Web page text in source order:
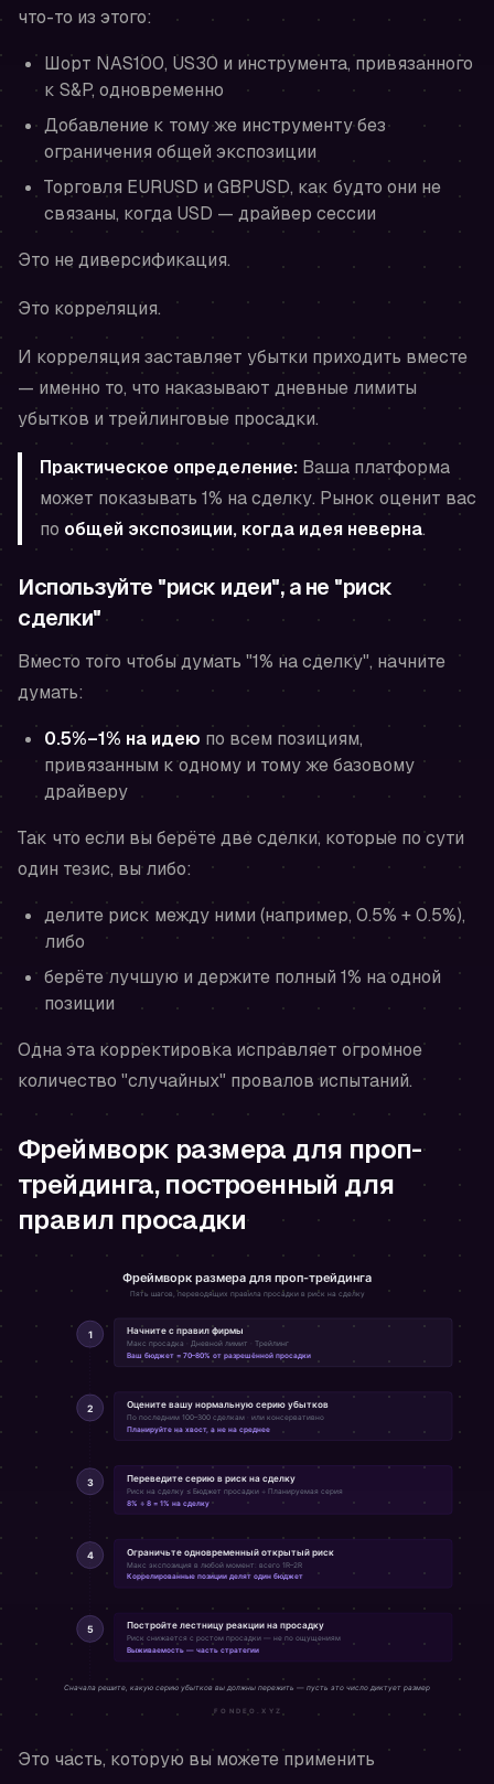
что-то из этого:
Шорт NAS100, US30 и инструмента, привязанного
к S&P, одновременно
Добавление к тому же инструменту без
ограничения общей экспозиции
Торговля EURUSD и GBPUSD, как будто они не
связаны, когда USD — драйвер сессии
Это не диверсификация.
Это корреляция.
И корреляция заставляет убытки приходить вместе
— именно то, что наказывают дневные лимиты
убытков и трейлинговые просадки.
Практическое определение: Ваша платформа
может показывать 1% на сделку. Рынок оценит вас
по общей экспозиции, когда идея неверна.
Используйте "риск идеи", а не "риск
сделки"
Вместо того чтобы думать "1% на сделку", начните
думать:
0.5%–1% на идею по всем позициям,
привязанным к одному и тому же базовому
драйверу
Так что если вы берёте две сделки, которые по сути
один тезис, вы либо:
делите риск между ними (например, 0.5% + 0.5%),
либо
берёте лучшую и держите полный 1% на одной
позиции
Одна эта корректировка исправляет огромное
количество "случайных" провалов испытаний.
Фреймворк размера для проп-
трейдинга, построенный для
правил просадки
Это часть, которую вы можете применить